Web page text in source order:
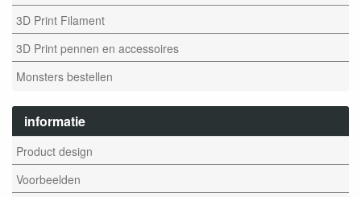
3D Print Filament
3D Print pennen en accessoires
Monsters bestellen
informatie
Product design
Voorbeelden